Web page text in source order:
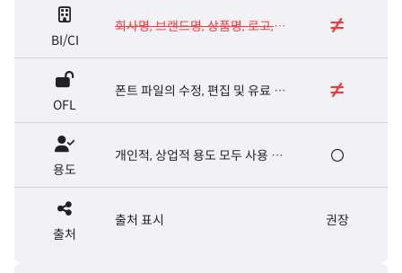
BI/CI
회사명, 브랜드명, 상품명, 로고,
OFL
폰트 파일의 수정, 편집 및 유료 판
용도
개인적, 상업적 용도 모두 사용 가
출처
출처 표시 권장